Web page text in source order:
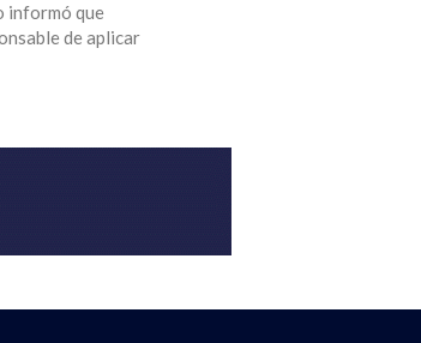
informó que
de aplicar